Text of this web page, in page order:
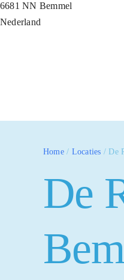
6681 NN Bemmel
Nederland
Home/ Locaties /De
De